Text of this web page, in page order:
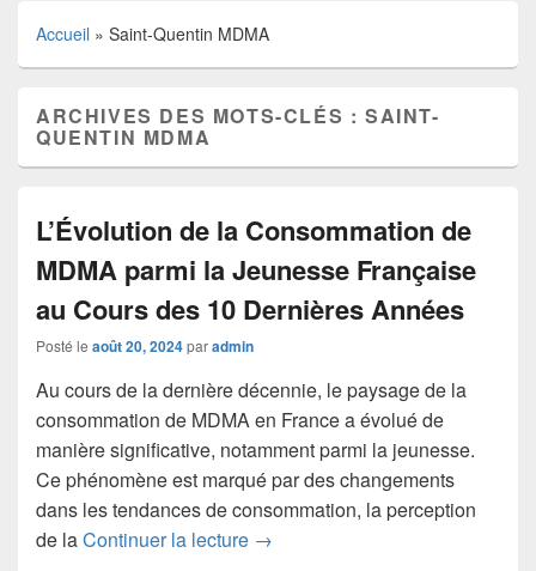
Accueil » Saint-Quentin MDMA
ARCHIVES DES MOTS-CLÉS :SAINT-
QUENTIN MDMA
L’Évolution de la Consommation de
MDMA parmi la Jeunesse Française
au Cours des 10 Dernières Années
Posté le août 20, 2024paradmin
Au cours de la dernière décennie, le paysage de la
consommation de MDMA en France a évolué de
manière significative, notamment parmi la jeunesse.
Ce phénomène est marqué par des changements
dans les tendances de consommation, la perception
de laContinuer la lecture L’Évolution de la
→